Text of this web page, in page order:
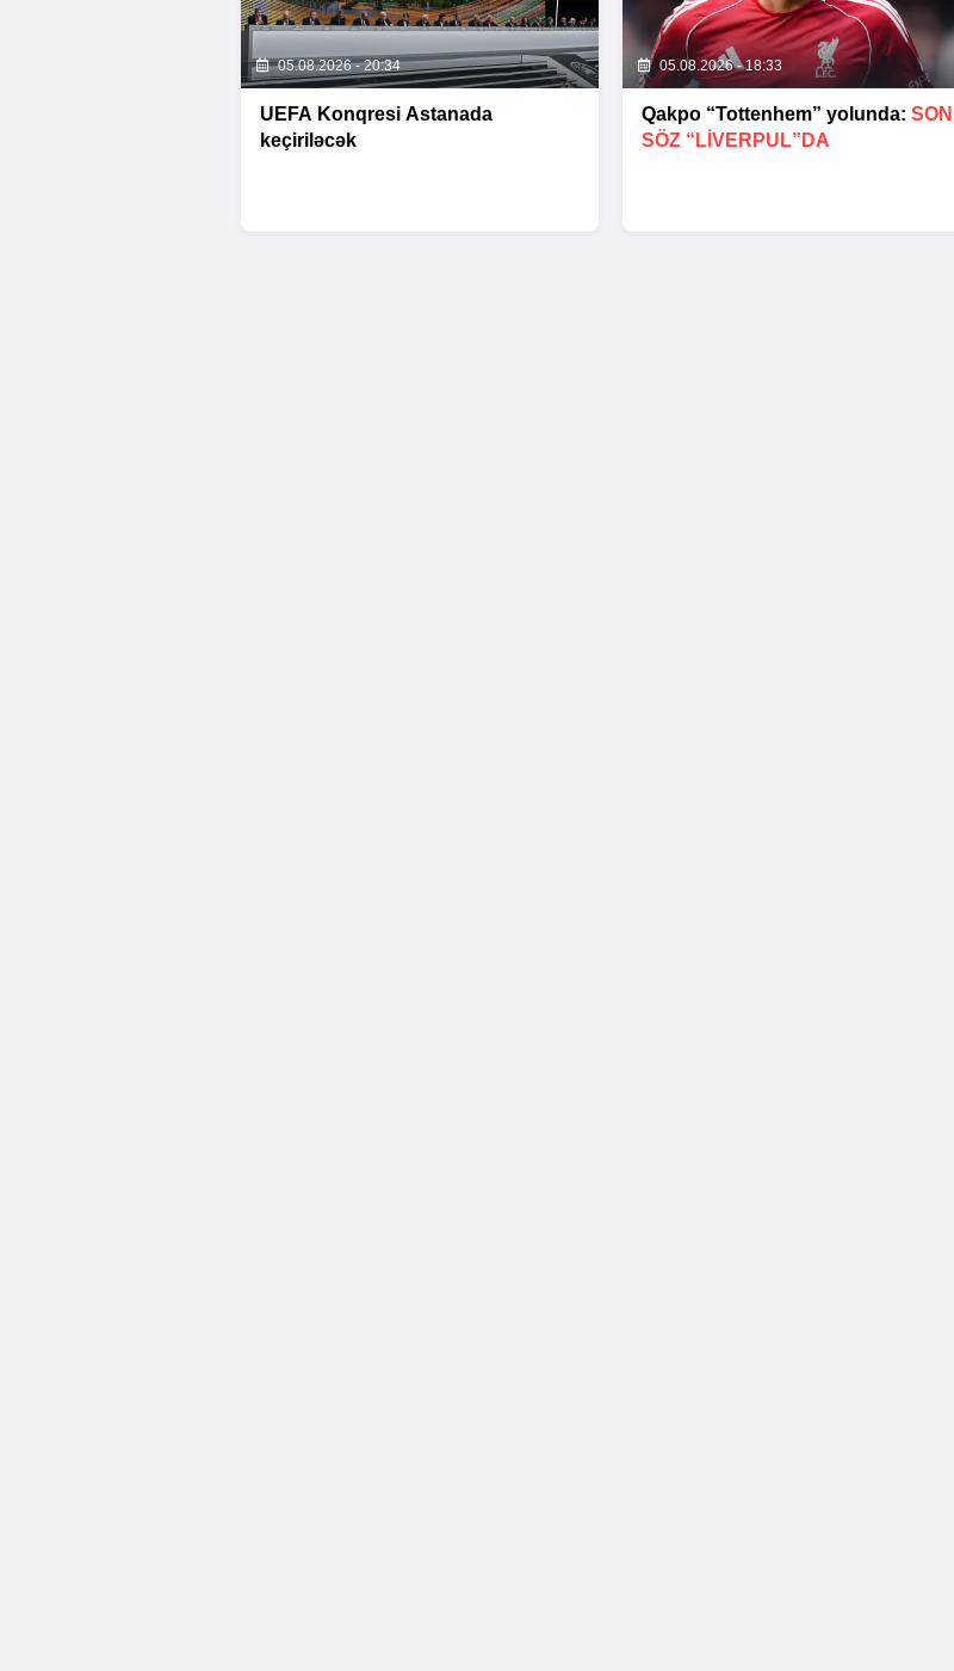
05.08.2026 - 20:34
UEFA Konqresi Astanada
keçiriləcək
05.08.2026 - 18:33
Qakpo “Tottenhem” yolunda: SON
SÖZ “LIVERPUL”DA